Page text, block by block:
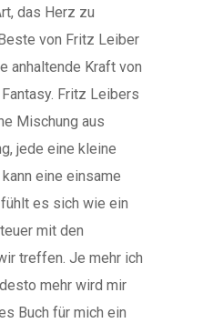
das Herz zu
von Fritz Leiber
anhaltende Kraft von
Fritz Leibers
Mischung aus
jede eine kleine
eine einsame
es sich wie ein
mit den
treffen. Je mehr ich
mehr wird mir
Buch für mich ein